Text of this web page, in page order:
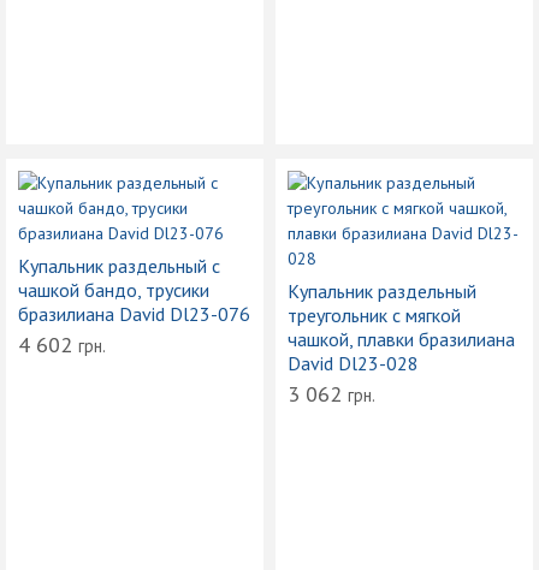
Купальник раздельный с
чашкой бандо, трусики
бразилиана David Dl23-076
4 602 грн.
Купальник раздельный
треугольник с мягкой
чашкой, плавки бразилиана
David Dl23-028
3 062 грн.